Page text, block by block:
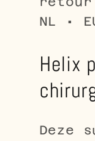
NL •
Helix
Deze